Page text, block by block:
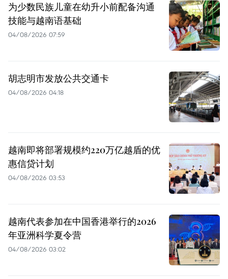
为少数民族儿童在幼升小前配备沟通
技能与越南语基础
04/08/2026 07:59
胡志明市发放公共交通卡
04/08/2026 04:18
越南即将部署规模约220万亿越盾的优
惠信贷计划
04/08/2026 03:53
越南代表参加在中国香港举行的2026
年亚洲科学夏令营
04/08/2026 03:02